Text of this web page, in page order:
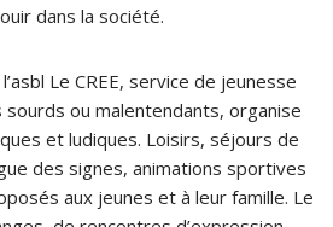
dans la société.
Le CREE, service de jeunesse
ou malentendants, organise
et ludiques. Loisirs, séjours de
des signes, animations sportives
aux jeunes et à leur famille. Le